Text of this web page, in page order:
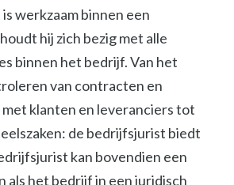
werkzaam binnen een
hij zich bezig met alle
binnen het bedrijf. Van het
van contracten en
klanten en leveranciers tot
de bedrijfsjurist biedt
kan bovendien een
als het bedrijf in een juridisch